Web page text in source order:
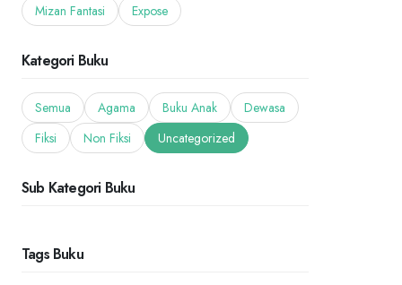
Mizan Fantasi
Expose
Kategori Buku
Semua Agama Buku Anak
Dewasa
Fiksi
Non Fiksi Uncategorized
Sub Kategori Buku
Tags Buku